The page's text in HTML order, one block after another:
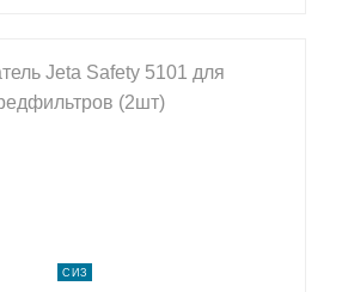
В КОРЗИНУ
СИЗ